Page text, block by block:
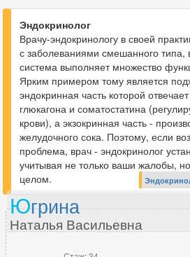
В
Венеролог
Вертебролог
Врач ЛФК
Врач МРТ
Врач скорой помощи
Врач функциональной диагностики
Г
Гастроэнтеролог
Эндокринолог
Врачу-эндокринологу в своей
с заболеваниями смешанного типа,
система выполняет множество
Ярким примером тому является
эндокринная часть которой
глюкагона и соматостатина
крови), а экзокринная часть -
желудочного сока. Поэтому, если
проблема, врач - эндокринолог
учитывая не только ваши жалобы,
целом.
Югрина
Наталья Васильевна